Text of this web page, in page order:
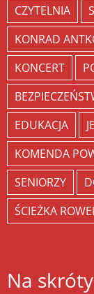
CZYTELNIA
KONRAD
KONCERT
EDUKACJA
KOMENDA
SENIORZY
ŚCIEŻKA
Na skróty